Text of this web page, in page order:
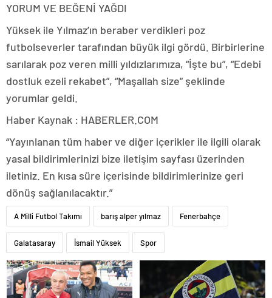
YORUM VE BEĞENİ YAĞDI
Yüksek ile Yılmaz’ın beraber verdikleri poz
futbolseverler tarafından büyük ilgi gördü. Birbirlerine
sarılarak poz veren milli yıldızlarımıza, “İşte bu”, “Edebi
dostluk ezeli rekabet”, “Maşallah size” şeklinde
yorumlar geldi.
Haber Kaynak : HABERLER.COM
“Yayınlanan tüm haber ve diğer içerikler ile ilgili olarak
yasal bildirimlerinizi bize iletişim sayfası üzerinden
iletiniz. En kısa süre içerisinde bildirimlerinize geri
dönüş sağlanılacaktır.”
A Milli Futbol Takımı barış alper yılmaz Fenerbahçe
Galatasaray İsmail Yüksek Spor